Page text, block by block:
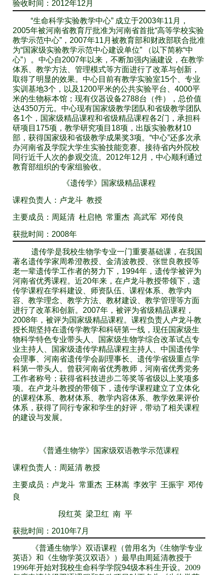
验收时间：2012年12月
“生命科学实验教学中心” 成立于2003年11月，
2005年被河南省教育厅批准为河南省首批“高等学校实验
教学示范中心”，2007年11月被教育部和财政部联合批准
为“国家级实验教学示范中心建设单位” （以下简称“中
心”）。中心自2007年以来，不断加强内涵建设，在教学
体系、教学方法、管理模式等方面进行了改革与创新，
取得了明显的效果。中心目前有教学实验室15个、专业
实训基地3个，以及1200平米的公共实验平台、4000平
米的生物标本馆；现有仪器设备2788台（件），总价值
达4350万元。中心现有国家级教学团队和省级教学团队
各1个，国家级精品课程和省级精品课程各2门，承担科
研项目175项，教学研究项目18项，出版实验教材10
部，获得国家级和省级教学成果奖3项。“中心”还多次承
办河南省及学院大学生实验技能竞赛。接待省内外院校
同行近千人次的参观交流。2012年12月，中心顺利通过
教育部组织的专家组验收。
《遗传学》国家级精品课程
课程负责人：卢龙斗 教授
主要成员：周延清 杜启艳 常重杰 高武军 邓传良
获批时间：2008年
遗传学是我校生物学专业一门重要基础课，在我国
著名遗传学家周希澄教授、金清波教授、张世良教授等
老一辈遗传学工作者的努力下，1994年，遗传学被评为
河南省优秀课程。近20年来，在卢龙斗教授带领下，遗
传学课程在学科建设、师资队伍、课程体系、教学内
容、教学理念、教学方法、教材建设、教学管理等方面
进行了改革和创新。2007年，被评为省级精品课程，
2008年，被评为国家级精品课程。课程负责人卢龙斗教
授长期坚持在遗传学教学和科研第一线，现任国家级生
物科学特色专业带头人、国家级生物学综合改革试点专
业主持人、国家级遗传学精品课程主持人、中国遗传学
会理事、河南省遗传学会副理事长、遗传学省级重点学
科第一带头人。曾获河南省优秀教师，河南省优秀党务
工作者称号；获得省科技进步二等奖等省级以上奖项多
项。在卢龙斗教授的带领下，遗传学课程建立了立体化
的课程体系、教材体系、教学内容体系、教学效果评价
体系，获得了同行专家和学生的好评，带动了相关课程
的建设与发展。
《普通生物学》国家级双语教学示范课程
课程负责人：周延清 教授
主要成员：卢龙斗 常重杰 王林嵩 李效宇 王振宇 邓传
良
段红英 梁卫红 南 平
获批时间：2010年7月
《普通生物学》双语课程（曾用名为《生物学专业
英语》和《生物学英汉双语》）最早由周延清教授于
1996年开始对我校生命科学学院94级本科生开设。2009